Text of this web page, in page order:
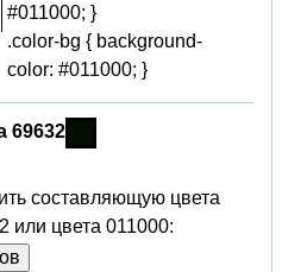
#011000; }
.color-bg { background-
color: #011000; }
69632
составляющую цвета
или цвета 011000: